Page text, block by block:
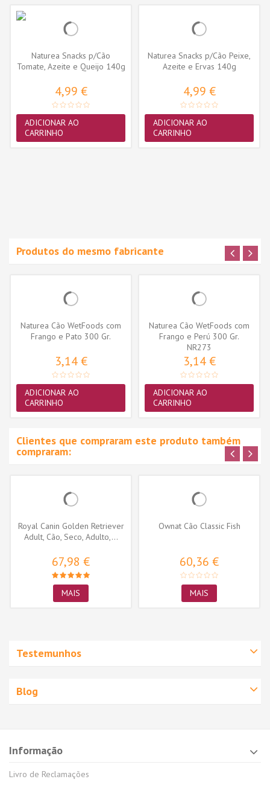
Naturea Snacks p/Cão
Tomate, Azeite e Queijo 140g
4,99 €
ADICIONAR AO
CARRINHO
Naturea Snacks p/Cão Peixe,
Azeite e Ervas 140g
4,99 €
ADICIONAR AO
CARRINHO
Produtos do mesmo fabricante
Naturea Cão WetFoods com
Frango e Pato 300 Gr.
3,14 €
ADICIONAR AO
CARRINHO
Naturea Cão WetFoods com
Frango e Perú 300 Gr.
NR273
3,14 €
ADICIONAR AO
CARRINHO
Clientes que compraram este produto também
compraram:
Royal Canin Golden Retriever
Adult, Cão, Seco, Adulto,...
67,98 €
MAIS
Ownat Cão Classic Fish
60,36 €
MAIS
Testemunhos
Blog
Informação
Livro de Reclamações